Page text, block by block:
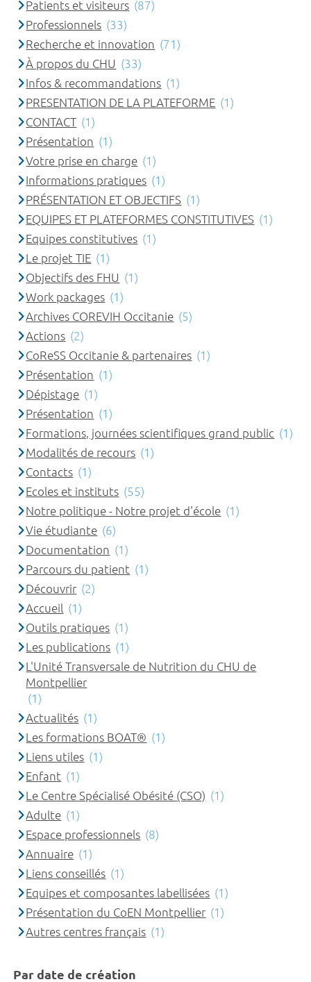
Patients et visiteurs (87)
Professionnels (33)
Recherche et innovation (71)
À propos du CHU (33)
Infos & recommandations (1)
PRESENTATION DE LA PLATEFORME (1)
CONTACT (1)
Présentation (1)
Votre prise en charge (1)
Informations pratiques (1)
PRÉSENTATION ET OBJECTIFS (1)
EQUIPES ET PLATEFORMES CONSTITUTIVES (1)
Equipes constitutives (1)
Le projet TIE (1)
Objectifs des FHU (1)
Work packages (1)
Archives COREVIH Occitanie (5)
Actions (2)
CoReSS Occitanie & partenaires (1)
Présentation (1)
Dépistage (1)
Présentation (1)
Formations, journées scientifiques grand public (1)
Modalités de recours (1)
Contacts (1)
Ecoles et instituts (55)
Notre politique - Notre projet d'école (1)
Vie étudiante (6)
Documentation (1)
Parcours du patient (1)
Découvrir (2)
Accueil (1)
Outils pratiques (1)
Les publications (1)
L'Unité Transversale de Nutrition du CHU de
Montpellier
(1)
Actualités (1)
Les formations BOAT® (1)
Liens utiles (1)
Enfant (1)
Le Centre Spécialisé Obésité (CSO) (1)
Adulte (1)
Espace professionnels (8)
Annuaire (1)
Liens conseillés (1)
Equipes et composantes labellisées (1)
Présentation du CoEN Montpellier (1)
Autres centres français (1)
Par date de création